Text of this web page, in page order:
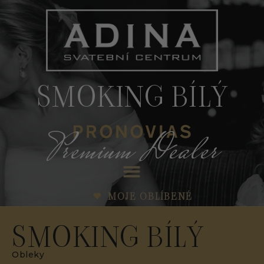
SMOKING BÍLÝ
Premium Dealer
MOJE OBLÍBENÉ
SMOKING BÍLÝ
Obleky